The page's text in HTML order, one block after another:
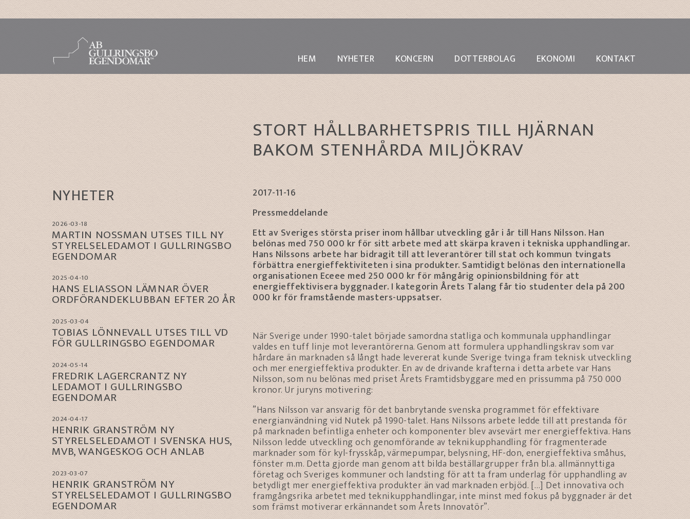
HEM NYHETER KONCERN DOTTERBOLAG EKONOMI KONTAKT
STORT HÅLLBARHETSPRIS TILL HJÄRNAN
BAKOM STENHÅRDA MILJÖKRAV
2017-11-16
Pressmeddelande
Ett av Sveriges största priser inom hållbar utveckling går i år till Hans Nilsson. Han
belönas med 750 000 kr för sitt arbete med att skärpa kraven i tekniska upphandlingar.
Hans Nilssons arbete har bidragit till att leverantörer till stat och kommun tvingats
förbättra energieffektiviteten i sina produkter. Samtidigt belönas den internationella
organisationen Eceee med 250 000 kr för mångårig opinionsbildning för att
energieffektivisera byggnader. I kategorin Årets Talang får tio studenter dela på 200
000 kr för framstående masters-uppsatser.
När Sverige under 1990-talet började samordna statliga och kommunala upphandlingar
valdes en tuff linje mot leverantörerna. Genom att formulera upphandlingskrav som var
hårdare än marknaden så långt hade levererat kunde Sverige tvinga fram teknisk utveckling
och mer energieffektiva produkter. En av de drivande krafterna i detta arbete var Hans
Nilsson, som nu belönas med priset Årets Framtidsbyggare med en prissumma på 750 000
kronor. Ur juryns motivering:
”Hans Nilsson var ansvarig för det banbrytande svenska programmet för effektivare
energianvändning vid Nutek på 1990-talet. Hans Nilssons arbete ledde till att prestanda för
på marknaden befintliga enheter och komponenter blev avsevärt mer energieffektiva. Hans
Nilsson ledde utveckling och genomförande av teknikupphandling för fragmenterade
marknader som för kyl-frysskåp, värmepumpar, belysning, HF-don, energieffektiva småhus,
fönster m.m. Detta gjorde man genom att bilda beställargrupper från bl.a. allmännyttiga
företag och Sveriges kommuner och landsting för att ta fram underlag för upphandling av
betydligt mer energieffektiva produkter än vad marknaden erbjöd. […] Det innovativa och
framgångsrika arbetet med teknikupphandlingar, inte minst med fokus på byggnader är det
som främst motiverar erkännandet som Årets Innovatör”.
NYHETER
2026-03-18
MARTIN NOSSMAN UTSES TILL NY
STYRELSELEDAMOT I GULLRINGSBO
EGENDOMAR
2025-04-10
HANS ELIASSON LÄMNAR ÖVER
ORDFÖRANDEKLUBBAN EFTER 20 ÅR
2025-03-04
TOBIAS LÖNNEVALL UTSES TILL VD
FÖR GULLRINGSBO EGENDOMAR
2024-05-14
FREDRIK LAGERCRANTZ NY
LEDAMOT I GULLRINGSBO
EGENDOMAR
2024-04-17
HENRIK GRANSTRÖM NY
STYRELSELEDAMOT I SVENSKA HUS,
MVB, WANGESKOG OCH ANLAB
2023-03-07
HENRIK GRANSTRÖM NY
STYRELSELEDAMOT I GULLRINGSBO
EGENDOMAR